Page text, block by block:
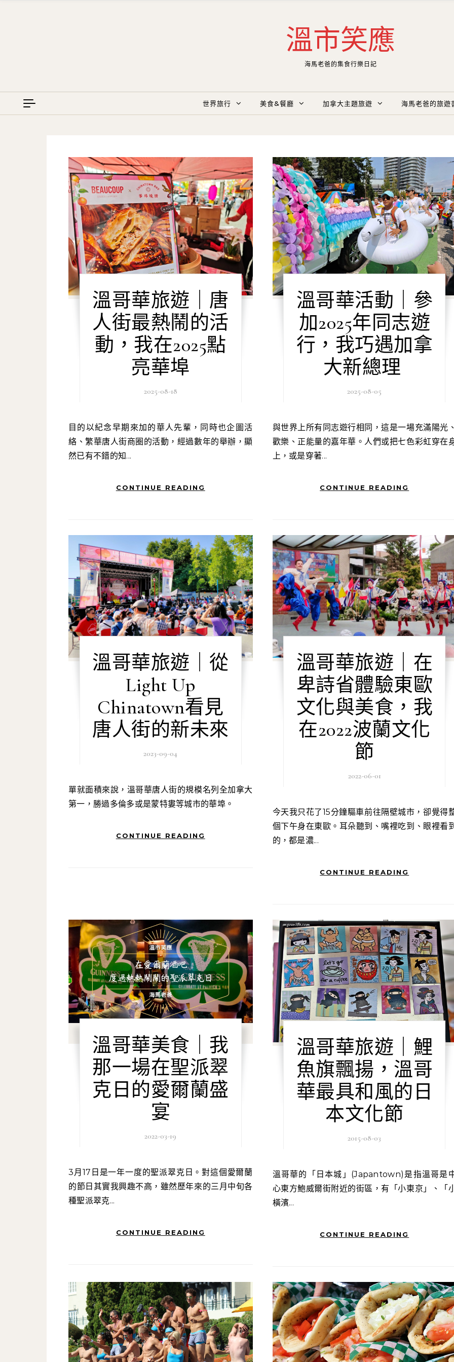
溫市笑應
海馬老爸的集食行樂日記
世界旅行 美食&餐廳 加拿大主題旅遊 海馬老爸的旅遊
溫哥華旅遊｜唐
人街最熱鬧的活
動，我在2025點
亮華埠
2025-08-18
目的以紀念早期來加的華人先輩，同時也企圖活
絡、繁華唐人街商圈的活動，經過數年的舉辦，顯
然已有不錯的知...
CONTINUE READING
溫哥華活動｜參
加2025年同志遊
行，我巧遇加拿
大新總理
2025-08-05
與世界上所有同志遊行相同，這是一場充滿陽光、
歡樂、正能量的嘉年華。人們或把七色彩虹穿在
上，或是穿著...
CONTINUE READING
溫哥華旅遊｜從
Light Up
Chinatown看見
唐人街的新未來
2023-09-04
單就面積來說，溫哥華唐人街的規模名列全加拿大
第一，勝過多倫多或是蒙特婁等城市的華埠。
CONTINUE READING
溫哥華旅遊｜在
卑詩省體驗東歐
文化與美食，我
在2022波蘭文化
節
2022-06-01
今天我只花了15分鐘驅車前往隔壁城市，卻覺得整
個下午身在東歐。耳朵聽到、嘴裡吃到、眼裡看
的，都是濃...
CONTINUE READING
溫哥華美食｜我
那一場在聖派翠
克日的愛爾蘭盛
宴
2022-03-19
3月17日是一年一度的聖派翠克日。對這個愛爾蘭
的節日其實我興趣不高，雖然歷年來的三月中旬各
種聖派翠克...
CONTINUE READING
溫哥華旅遊｜鯉
魚旗飄揚，溫哥
華最具和風的日
本文化節
2015-08-03
溫哥華的「日本城」(Japantown)是指溫哥是中
心東方鮑威爾街附近的街區，有「小東京」、「
橫濱...
CONTINUE READING